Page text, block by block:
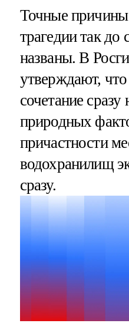
Точные
трагедии так до
названы. В
утверждают,
сочетание сразу
природных
причастности
водохранилищ
сразу.